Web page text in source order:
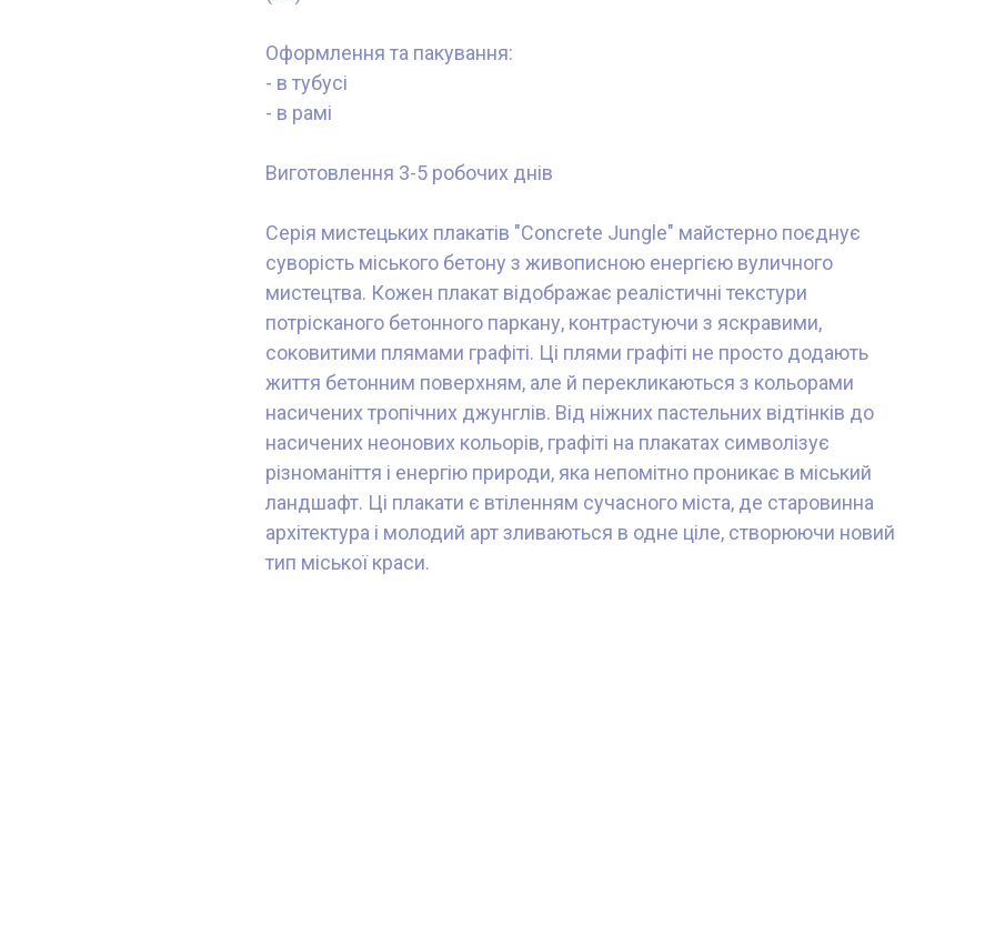
Оформлення та пакування:
- в тубусі
- в рамі
Виготовлення 3-5 робочих днів
Серія мистецьких плакатів "Concrete Jungle" майстерно поєднує
суворість міського бетону з живописною енергією вуличного
мистецтва. Кожен плакат відображає реалістичні текстури
потрісканого бетонного паркану, контрастуючи з яскравими,
соковитими плямами графіті. Ці плями графіті не просто додають
життя бетонним поверхням, але й перекликаються з кольорами
насичених тропічних джунглів. Від ніжних пастельних відтінків до
насичених неонових кольорів, графіті на плакатах символізує
різноманіття і енергію природи, яка непомітно проникає в міський
ландшафт. Ці плакати є втіленням сучасного міста, де старовинна
архітектура і молодий арт зливаються в одне ціле, створюючи новий
тип міської краси.